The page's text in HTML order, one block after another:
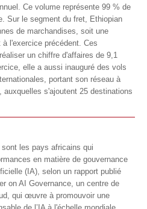
Ce volume représente 99 % de
Sur le segment du fret, Ethiopian
de marchandises, soit une
l'exercice précédent. Ces
un chiffre d'affaires de 9,1
elle a aussi inauguré des vols
portant son réseau à
auxquelles s'ajoutent 25 destinations
sont les pays africains qui
en matière de gouvernance
(IA), selon un rapport publié
on AI Governance, un centre de
qui œuvre à promouvoir une